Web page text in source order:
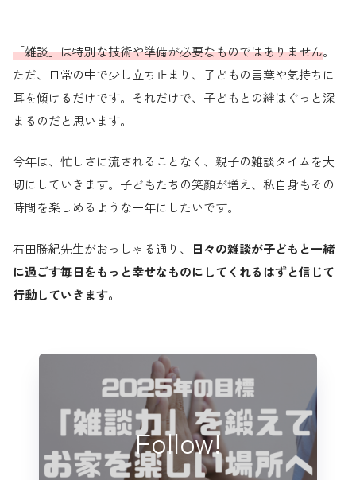
「雑談」は特別な技術や準備が必要なものではありません。
ただ、日常の中で少し立ち止まり、子どもの言葉や気持ちに
耳を傾けるだけです。それだけで、子どもとの絆はぐっと深
まるのだと思います。
今年は、忙しさに流されることなく、親子の雑談タイムを大
切にしていきます。子どもたちの笑顔が増え、私自身もその
時間を楽しめるような一年にしたいです。
石田勝紀先生がおっしゃる通り、
日々の雑談が子どもと一緒
に過ごす毎日をもっと幸せなものにしてくれるはずと信じて
行動していきます。
Follow!